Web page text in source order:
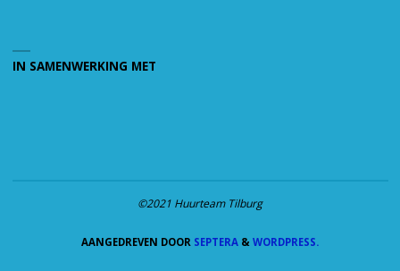
IN SAMENWERKING MET
©2021 Huurteam Tilburg
AANGEDREVEN DOOR SEPTERA & WORDPRESS.